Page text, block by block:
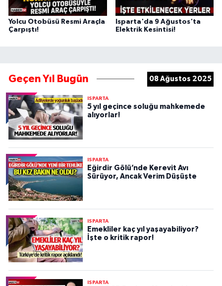
Yolcu Otobüsü Resmi Araçla
Çarpıştı!
Isparta'da 9 Ağustos'ta
Elektrik Kesintisi!
Geçen Yıl Bugün 08 Ağustos 2025
ISPARTA
5 yıl geçince soluğu mahkemede
alıyorlar!
ISPARTA
Eğirdir Gölü’nde Kerevit Avı
Sürüyor, Ancak Verim Düşüşte
ISPARTA
Emekliler kaç yıl yaşayabiliyor?
İşte o kritik rapor!
ISPARTA